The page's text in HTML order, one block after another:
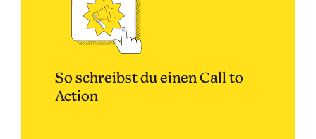
So schreibst du einen Call to
Action